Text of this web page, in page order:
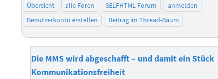
Übersicht alle Foren SELFHTML-Forum
anmelden
Benutzerkonto erstellen
Beitrag im Thread-Baum
Die MMS wird abgeschafft – und damit ein Stück
Kommunikationsfreiheit